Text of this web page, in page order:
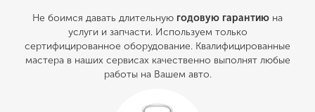
Не боимся давать длительную годовую гарантию на
услуги и запчасти. Используем только
сертифицированное оборудование. Квалифицированные
мастера в наших сервисах качественно выполнят любые
работы на Вашем авто.